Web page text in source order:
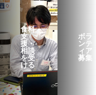
食料
支
援・
相談
を受
ける
ボラ
ンテ
ィア
募集